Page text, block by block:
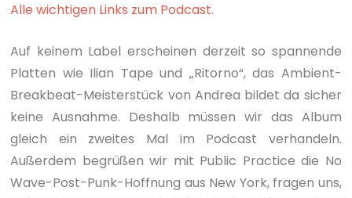
Alle wichtigen Links zum Podcast.
Auf keinem Label erscheinen derzeit so spannende
Platten wie Ilian Tape und „Ritorno“, das Ambient-
Breakbeat-Meisterstück von Andrea bildet da sicher
keine Ausnahme. Deshalb müssen wir das Album
gleich ein zweites Mal im Podcast verhandeln.
Außerdem begrüßen wir mit Public Practice die No
Wave-Post-Punk-Hoffnung aus New York, fragen uns,